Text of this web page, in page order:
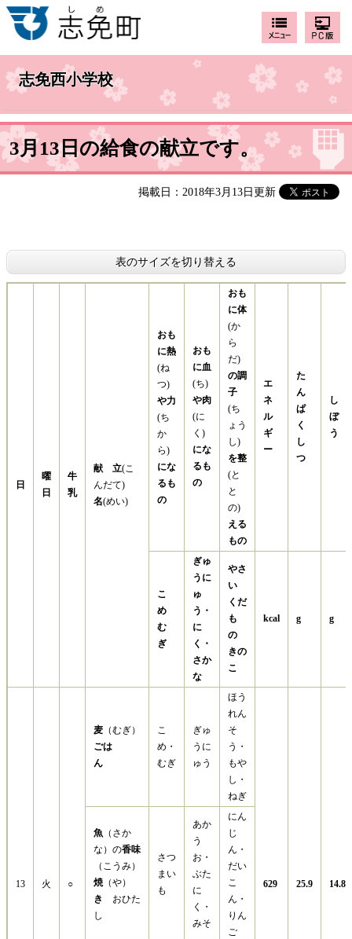
志免西小学校
3月13日の給食の献立です。
掲載日：2018年3月13日更新
表のサイズを切り替える
日
曜
日
牛
乳
献 立(こ
んだて)
名(めい)
おも
に熱
(ね
つ)
や力
(ち
か
ら)
にな
るも
の
おも
に血
(ち)
や肉
(に
く)
にな
るも
の
おも
に体
(か
ら
だ)
の調
子
(ち
ょう
し)
を整
(と
と
の)
える
もの
エ
ネ
ル
ギ
ー
た
ん
ぱ
く
し
つ
し
ぼ
う
こ
め
む
ぎ
ぎゅ
うに
ゅ
う・
に
く・
さか
な
やさ
い
くだ
も
の
きの
こ
kcal g g
13 火 ○
麦（むぎ）
ごは
ん
こ
め・
むぎ
ぎゅ
うに
ゅう
ほう
れん
そ
う・
もや
し・
ねぎ
629 25.9 14.8
魚 （さか
な）の香味
（こうみ）
焼（や）
き おひた
し
さつ
まい
も
あか
う
お・
ぶた
に
く・
みそ
にん
じ
ん・
だい
こ
ん・
りん
ご